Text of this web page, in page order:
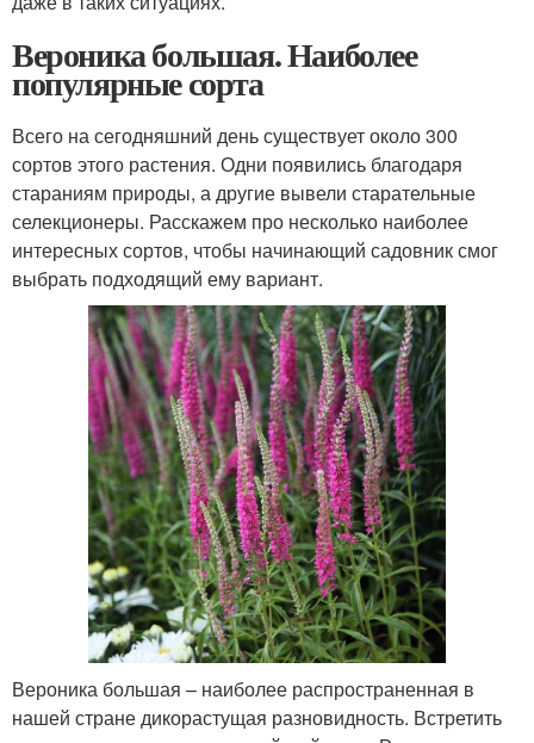
Вероника большая. Наиболее
популярные сорта
Всего на сегодняшний день существует около 300
сортов этого растения. Одни появились благодаря
стараниям природы, а другие вывели старательные
селекционеры. Расскажем про несколько наиболее
интересных сортов, чтобы начинающий садовник смог
выбрать подходящий ему вариант.
Вероника большая – наиболее распространенная в
нашей стране дикорастущая разновидность. Встретить